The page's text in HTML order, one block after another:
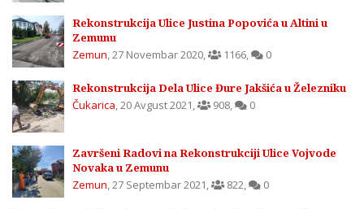
Rekonstrukcija Ulice Justina Popovića u Altini u
Zemunu
Zemun,27 Novembar 2020, 1166, 0
Rekonstrukcija Dela Ulice Đure Jakšića u Železniku
Čukarica,20 Avgust 2021, 908, 0
Završeni Radovi na Rekonstrukciji Ulice Vojvode
Novaka u Zemunu
Zemun,27 Septembar 2021, 822, 0